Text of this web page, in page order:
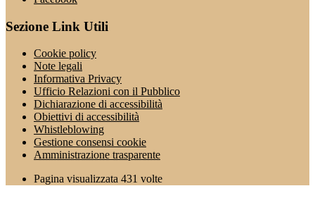
Sezione Link Utili
Cookie policy
Note legali
Informativa Privacy
Ufficio Relazioni con il Pubblico
Dichiarazione di accessibilità
Obiettivi di accessibilità
Whistleblowing
Gestione consensi cookie
Amministrazione trasparente
Pagina visualizzata 431 volte